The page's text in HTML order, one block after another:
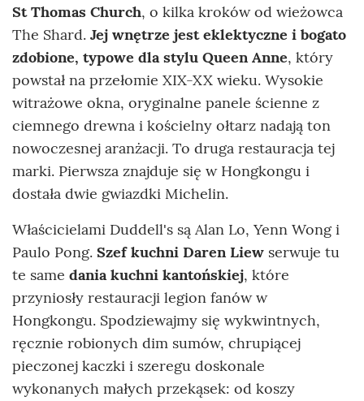
St Thomas Church, o kilka kroków od wieżowca
The Shard. Jej wnętrze jest eklektyczne i bogato
zdobione, typowe dla stylu Queen Anne, który
powstał na przełomie XIX-XX wieku. Wysokie
witrażowe okna, oryginalne panele ścienne z
ciemnego drewna i kościelny ołtarz nadają ton
nowoczesnej aranżacji. To druga restauracja tej
marki. Pierwsza znajduje się w Hongkongu i
dostała dwie gwiazdki Michelin.
Właścicielami Duddell's są Alan Lo, Yenn Wong i
Paulo Pong. Szef kuchni Daren Liew serwuje tu
te same dania kuchni kantońskiej, które
przyniosły restauracji legion fanów w
Hongkongu. Spodziewajmy się wykwintnych,
ręcznie robionych dim sumów, chrupiącej
pieczonej kaczki i szeregu doskonale
wykonanych małych przekąsek: od koszy